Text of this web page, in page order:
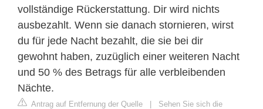
vollständige Rückerstattung. Dir wird nichts
ausbezahlt. Wenn sie danach stornieren, wirst
du für jede Nacht bezahlt, die sie bei dir
gewohnt haben, zuzüglich einer weiteren Nacht
und 50 % des Betrags für alle verbleibenden
Nächte.
Antrag auf Entfernung der Quelle | Sehen Sie sich die